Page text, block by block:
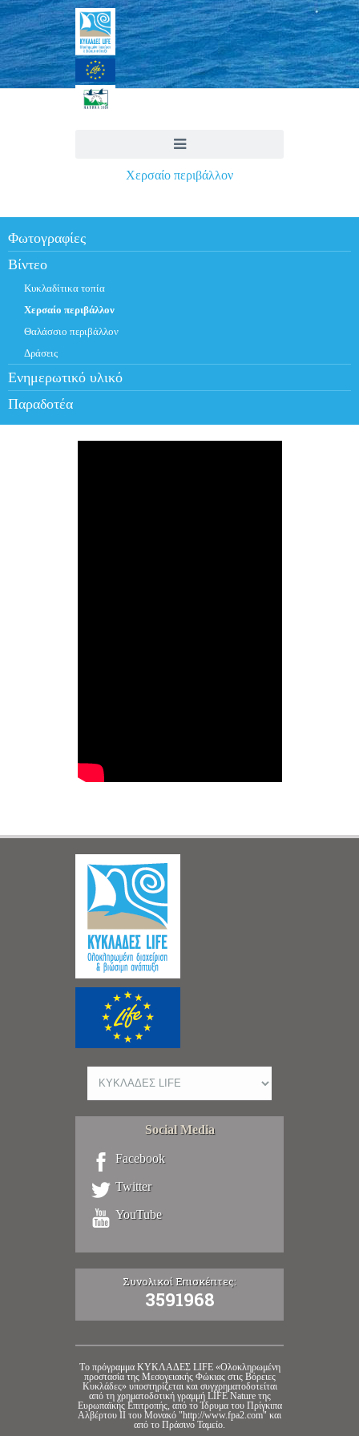
Χερσαίο περιβάλλον
Φωτογραφίες
Βίντεο
Κυκλαδίτικα τοπία
Χερσαίο περιβάλλον
Θαλάσσιο περιβάλλον
Δράσεις
Ενημερωτικό υλικό
Παραδοτέα
Social Media
Facebook
Twitter
YouTube
Συνολικοί Επισκέπτες:
3591968
Tο πρόγραμμα ΚΥΚΛΑΔΕΣ LIFE «Ολοκληρωμένη
προστασία της Μεσογειακής Φώκιας στις Βόρειες
Κυκλάδες» υποστηρίζεται και συγχρηματοδοτείται
από τη χρηματοδοτική γραμμή LIFE Nature της
Ευρωπαϊκής Επιτροπής, από το Ίδρυμα του Πρίγκιπα
Αλβέρτου ΙΙ του Μονακό "http://www.fpa2.com" και
από το Πράσινο Ταμείο.